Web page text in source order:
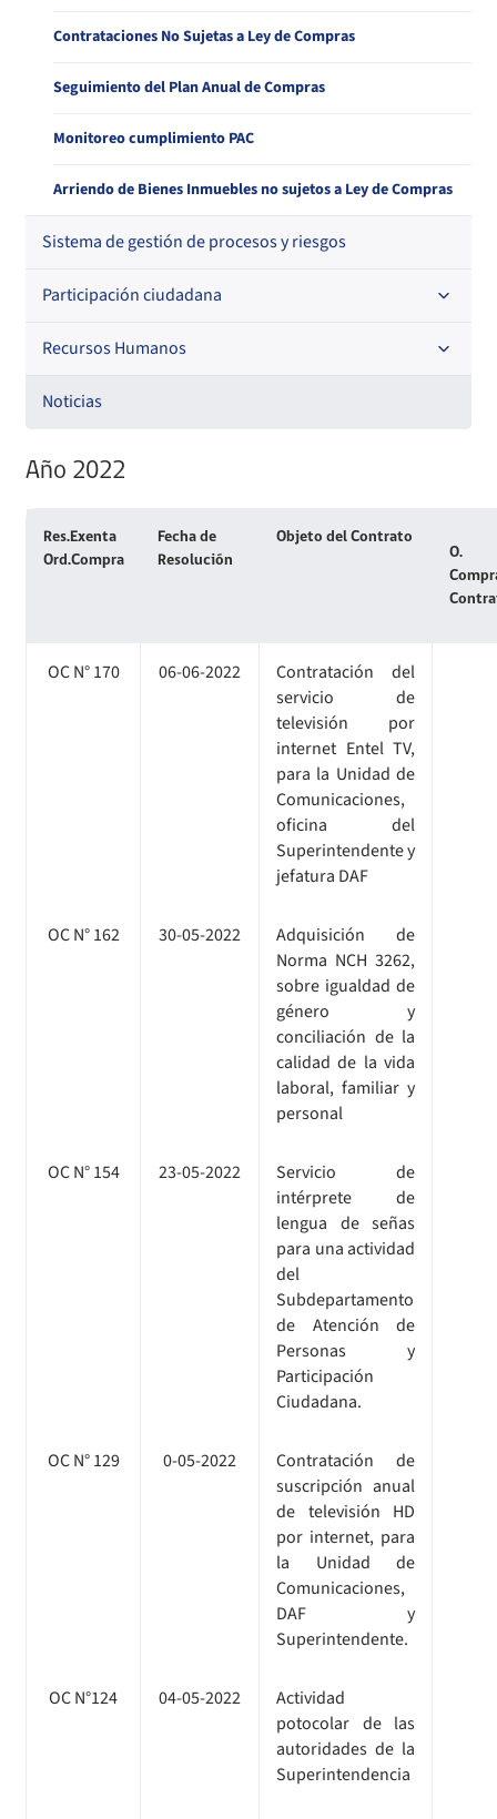
Histórico Licitaciones
Contrataciones No Sujetas a Ley de Compras
Seguimiento del Plan Anual de Compras
Monitoreo cumplimiento PAC
Arriendo de Bienes Inmuebles no sujetos a Ley de Compras
Sistema de gestión de procesos y riesgos
Participación ciudadana
Acceso a información relevante
Audiencias Públicas
Consultas Ciudadanas
Recursos Humanos
Código de Ética de la Superintendencia
Noticias
Año 2022
Res.Exenta
Ord.Compra
Fecha de
Resolución
Objeto del Contrato
O.
OC N° 170 06-06-2022
Contratación del
servicio de
televisión por
internet Entel TV,
para la Unidad de
Comunicaciones,
oficina del
Superintendente y
jefatura DAF
OC N° 162 30-05-2022
Adquisición de
Norma NCH 3262,
sobre igualdad de
género y
conciliación de la
calidad de la vida
laboral, familiar y
personal
OC N° 154 23-05-2022
Servicio de
intérprete de
lengua de señas
para una actividad
del
Subdepartamento
de Atención de
Personas y
Participación
Ciudadana.
OC N° 129 0-05-2022
Contratación de
suscripción anual
de televisión HD
por internet, para
la Unidad de
Comunicaciones,
DAF y
Superintendente.
OC N°124 04-05-2022
Actividad
potocolar de las
autoridades de la
Superintendencia